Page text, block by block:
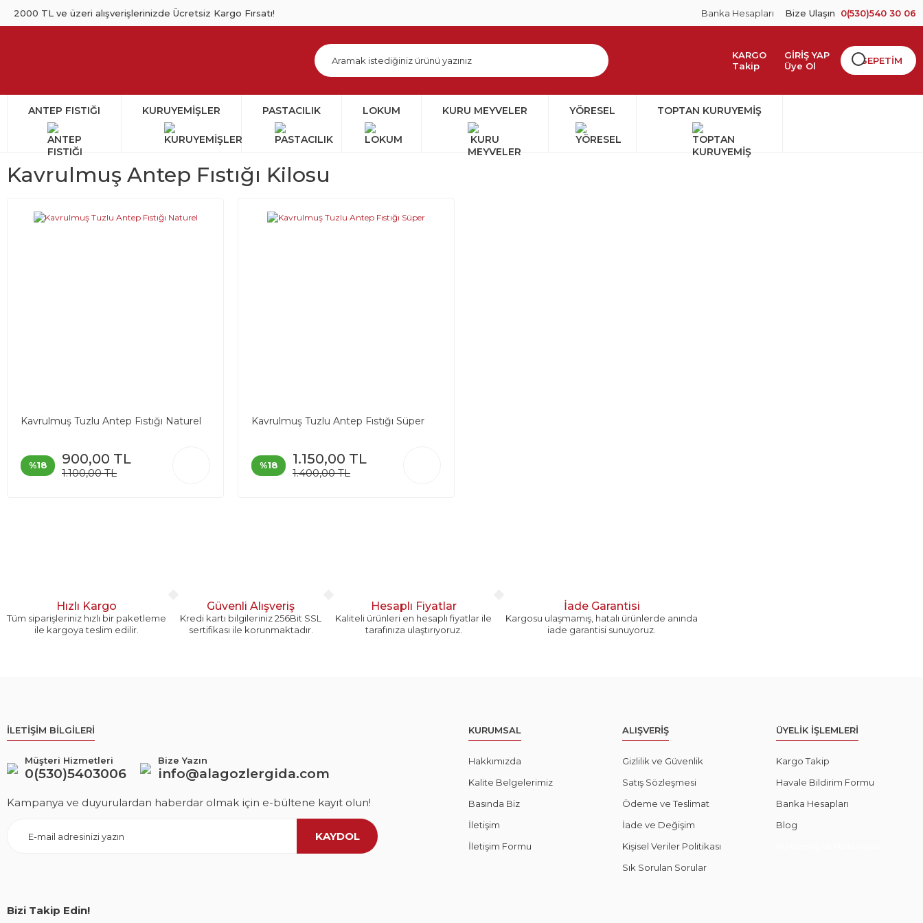
2000 TL ve üzeri alışverişlerinizde Ücretsiz Kargo Fırsatı! Banka Hesapları Bize Ulaşın 0(530)540 30 06
KARGO
Takip
GİRİŞ YAP
Üye Ol
SEPETİM
ANTEP FISTIĞI KURUYEMİŞLER PASTACILIK LOKUM KURU MEYVELER YÖRESEL TOPTAN KURUYEMİŞ
Kavrulmuş Antep Fıstığı Kilosu
Kavrulmuş Tuzlu Antep Fıstığı Naturel
%18 900,00 TL
1.100,00 TL
Kavrulmuş Tuzlu Antep Fıstığı Süper
%18 1.150,00 TL
1.400,00 TL
Hızlı Kargo
Tüm siparişleriniz hızlı bir paketleme
ile kargoya teslim edilir.
Güvenli Alışveriş
Kredi kartı bilgileriniz 256Bit SSL
sertifikası ile korunmaktadır.
Hesaplı Fiyatlar
Kaliteli ürünleri en hesaplı fiyatlar ile
tarafınıza ulaştırıyoruz.
İade Garantisi
Kargosu ulaşmamış, hatalı ürünlerde anında
iade garantisi sunuyoruz.
İLETİŞİM BİLGİLERİ
Müşteri Hizmetleri
0(530)5403006
Bize Yazın
info@alagozlergida.com
Kampanya ve duyurulardan haberdar olmak için e-bültene kayıt olun!
KAYDOL
Bizi Takip Edin!
KURUMSAL
Hakkımızda
Kalite Belgelerimiz
Basında Biz
İletişim
İletişim Formu
ALIŞVERİŞ
Gizlilik ve Güvenlik
Satış Sözleşmesi
Ödeme ve Teslimat
İade ve Değişim
Kişisel Veriler Politikası
Sık Sorulan Sorular
ÜYELİK İŞLEMLERİ
Kargo Takip
Havale Bildirim Formu
Banka Hesapları
Blog